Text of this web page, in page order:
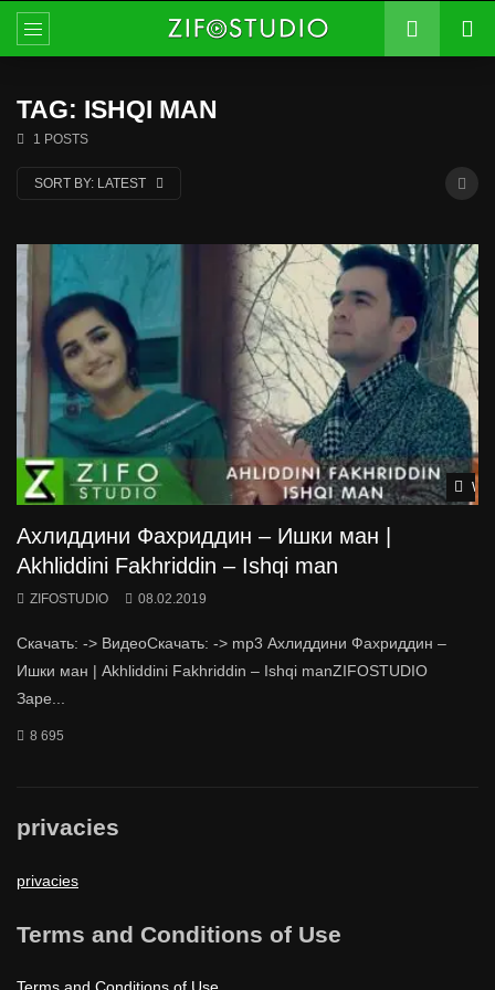
TAG: ISHQI MAN
1 POSTS
SORT BY: LATEST
Ахлиддини Фахриддин – Ишки ман |
Akhliddini Fakhriddin – Ishqi man
ZIFOSTUDIO 08.02.2019
Скачать: -> ВидеоСкачать: -> mp3 Ахлиддини Фахриддин –
Ишки ман | Akhliddini Fakhriddin – Ishqi manZIFOSTUDIO
Заре...
8 695
privacies
privacies
Terms and Conditions of Use